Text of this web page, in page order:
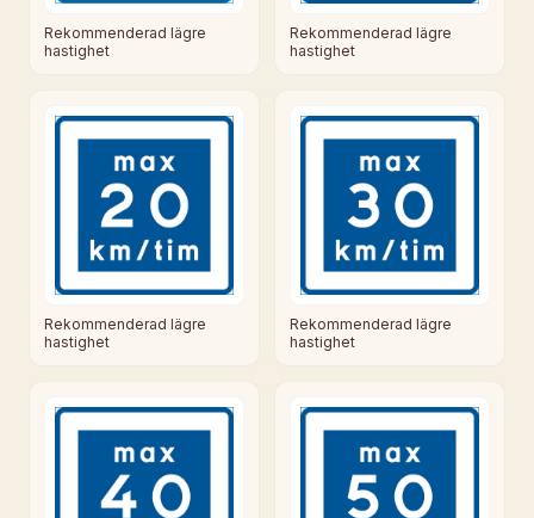
Rekommenderad lägre
hastighet
Rekommenderad lägre
hastighet
Rekommenderad lägre
hastighet
Rekommenderad lägre
hastighet